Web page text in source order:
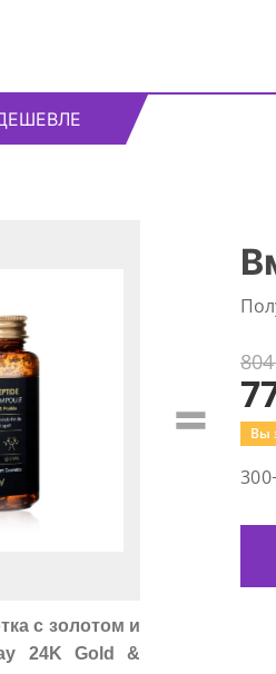
с золотом и
24K Gold &
= Вы